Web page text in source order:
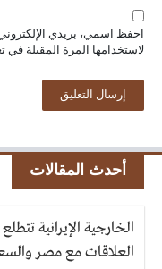
احفظ اسمي، بريدي
لاستخدامها المرة المقبلة في
أحدث المقالات
الخارجية الإيرانية
العلاقات مع مصر